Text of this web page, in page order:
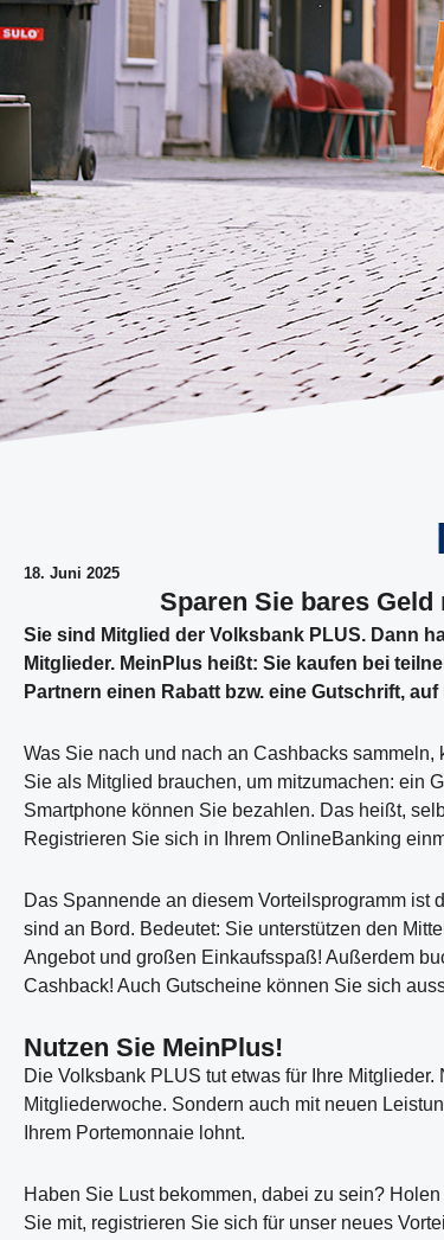
18. Juni 2025
Sparen Sie bares
Sie sind Mitglied der Volksbank PLUS. Dann
Mitglieder. MeinPlus heißt: Sie kaufen bei
Partnern einen Rabatt bzw. eine Gutschrift,
Was Sie nach und nach an Cashbacks
Sie als Mitglied brauchen, um mitzumachen: ein
Smartphone können Sie bezahlen. Das heißt,
Registrieren Sie sich in Ihrem OnlineBanking
Das Spannende an diesem Vorteilsprogramm ist
sind an Bord. Bedeutet: Sie unterstützen den
Angebot und großen Einkaufsspaß! Außerdem
Cashback! Auch Gutscheine können Sie sich
Nutzen Sie MeinPlus!
Die Volksbank PLUS tut etwas für Ihre
Mitgliederwoche. Sondern auch mit neuen
Ihrem Portemonnaie lohnt.
Haben Sie Lust bekommen, dabei zu sein?
Sie mit, registrieren Sie sich für unser neues